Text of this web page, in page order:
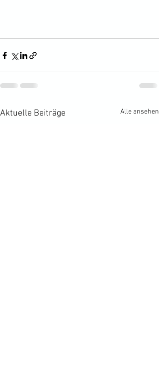
Aktuelle Beiträge Alle ansehen